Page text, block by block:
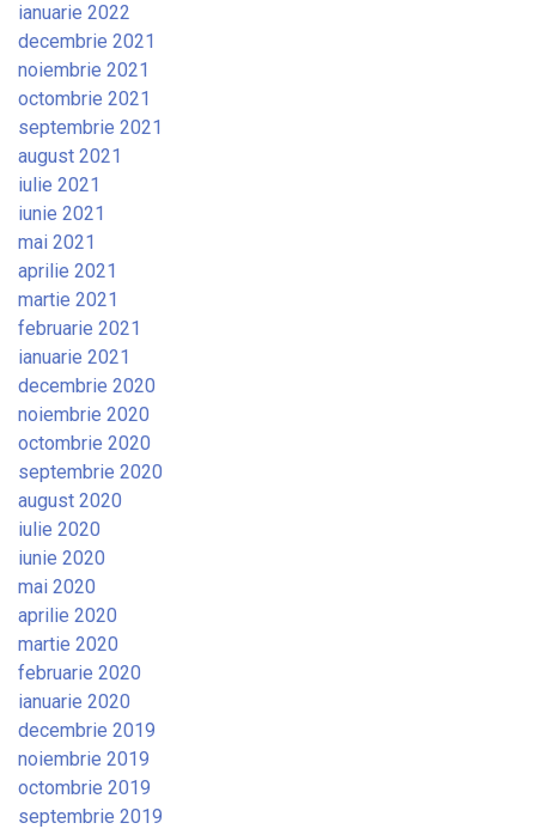
ianuarie 2022
decembrie 2021
noiembrie 2021
octombrie 2021
septembrie 2021
august 2021
iulie 2021
iunie 2021
mai 2021
aprilie 2021
martie 2021
februarie 2021
ianuarie 2021
decembrie 2020
noiembrie 2020
octombrie 2020
septembrie 2020
august 2020
iulie 2020
iunie 2020
mai 2020
aprilie 2020
martie 2020
februarie 2020
ianuarie 2020
decembrie 2019
noiembrie 2019
octombrie 2019
septembrie 2019